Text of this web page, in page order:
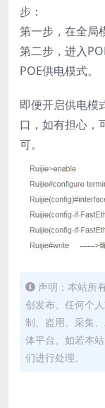
步：
第一步，在全局
第二步，进入
POE供电模式。
即便开启供电模
口，如有担心，
可。
声明：本站所
创发布。任何个
制、盗用、采集
体平台。如若本
们进行处理。